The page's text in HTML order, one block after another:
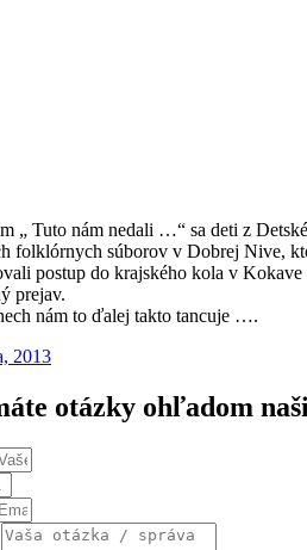
„ Tuto nám nedali …“ sa deti z
folklórnych súborov v Dobrej Nive,
postup do krajského kola v
prejav.
nám to ďalej takto tancuje ….
2013
otázky ohľadom